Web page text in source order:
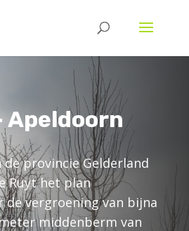
Apeldoorn
provincie Gelderland
Ruyt het plan
vergroening van bijna
middenberm van